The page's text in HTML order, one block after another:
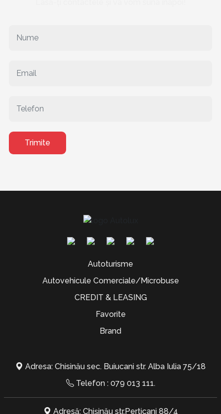
Trimite
Autoturisme
Autovehicule Comerciale/Microbuse
CREDIT & LEASING
Favorite
Brand
Adresa: Chisinău sec. Buiucani str. Alba Iulia 75/18
Telefon : 079 013 111.
Adresă: Chișinău str.Perticani 88/4